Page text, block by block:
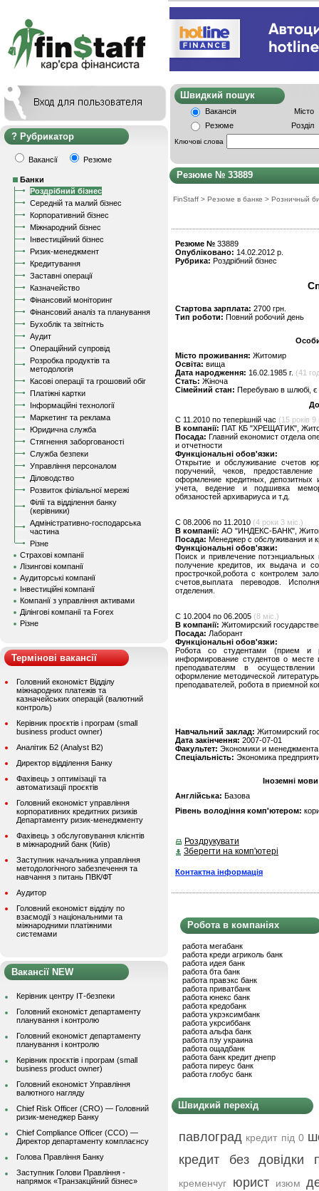
Рубрикатор
Вакансії Резюме
Банки
Роздрібний бізнес
Середній та малий бізнес
Корпоративний бізнес
Міжнародний бізнес
Інвестиційний бізнес
Ризик-менеджмент
Кредитування
Заставні операції
Казначейство
Фінансовий моніторинг
Фінансовий аналіз та планування
Бухоблік та звітність
Аудит
Операційний супровід
Розробка продуктів та
методологія
Касові операції та грошовий обіг
Платіжні картки
Інформаційні технології
Маркетинг та реклама
Юридична служба
Стягнення заборгованості
Служба безпеки
Управління персоналом
Діловодство
Розвиток філіальної мережі
Філії та відділення банку
(керівники)
Адміністративно-господарська
частина
Різне
Страхові компанії
Лізингові компанії
Аудиторські компанії
Інвестиційні компанії
Компанії з управління активами
Ділінгові компанії та Forex
Різне
Термінові вакансії
Головний економіст Відділу
міжнародних платежів та
казначейських операцій (валютний
контроль)
Керівник проєктів і програм (small
business product owner)
Аналітик Б2 (Analyst B2)
Директор відділення Банку
Фахівець з оптимізації та
автоматизації проєктів
Головний економіст управління
корпоративних кредитних ризиків
Департаменту ризик-менеджменту
Фахівець з обслуговування клієнтів
в міжнародний банк (Київ)
Заступник начальника управління
методологічного забезпечення та
навчання з питань ПВК/ФТ
Аудитор
Головний економіст відділу по
взаємодії з національними та
міжнародними платіжними
системами
Вакансії NEW
Керівник центру ІТ-безпеки
Головний економіст департаменту
планування і контролю
Головний економіст департаменту
планування і контролю
Керівник проєктів і програм (small
business product owner)
Головний економіст Управління
валютного нагляду
Chief Risk Officer (CRO) — Головний
ризик-менеджер Банку
Chief Compliance Officer (CCO) —
Директор департаменту комплаєнсу
Голова Правління Банку
Заступник Голови Правління -
напрямок «Транзакційний бізнес»
Швидкий
Вакансія
Місто
Резюме
Розділ
Ключові слова
Резюме № 33889
FinStaff > Резюме в банке > Розничный
Резюме № 33889
Опубліковано: 14.02.2012 р.
Рубрика: Роздрібний бізнес
Стартова зарплата: 2700 грн.
Тип роботи: Повний робочий день
Місто проживання: Житомир
Освіта: вища
Дата народження: 16.02.1985 г. (41
Стать: Жіноча
Сімейний стан: Перебуваю в шлюбі, є
C 11.2010 по теперішній час (15 років 9
В компанії: ПАТ КБ "ХРЕЩАТИК",
Посада: Главний економист отдела
и отчетности
Функціональні обов'язки:
Открытие и обслуживание счетов
поручений, чеков,
оформление кредитных, депозитных
учета, ведение и подшивка
обязаностей архивариуса и т.д.
C 08.2006 по 11.2010 (4 роки 3 міс.)
В компанії: АО "ИНДЕКС-БАНК",
Посада: Менеджер с обслуживания и
Функціональні обов'язки:
Поиск и привлечение
получение кредитов, их выдача и
прострочкой,робота с контролем
счетов,выплата переводов.
отделения.
C 10.2004 по 06.2005 (8 міс.)
В компанії: Житомирский
Посада: Лаборант
Функціональні обов'язки:
Робота со студентами (прием и
информирование студентов о
преподавателям в
оформление методической
преподавателей, робота в приемной
Навчальний заклад: Житомирский
Дата закінчення: 2007-07-01
Факультет: Экономики и менеджмента
Спеціальність: Экономика
Іноземні
Англійська: Базова
Рівень володіння комп'ютером:
Роздрукувати
Зберегти на комп'ютері
Контактна інформація
Робота в компаніях
работа мегабанк
работа креди агриколь банк
работа идея банк
работа бта банк
работа правэкс банк
работа приватбанк
работа юнекс банк
работа кредобанк
работа укрэксимбанк
работа укрсиббанк
работа альфа банк
работа пзу украина
работа ощадбанк
работа банк кредит днепр
работа пиреус банк
работа глобус банк
Швидкий перехід
павлоград кредит під 0
кредит без довідки
кременчуг юрист изюм